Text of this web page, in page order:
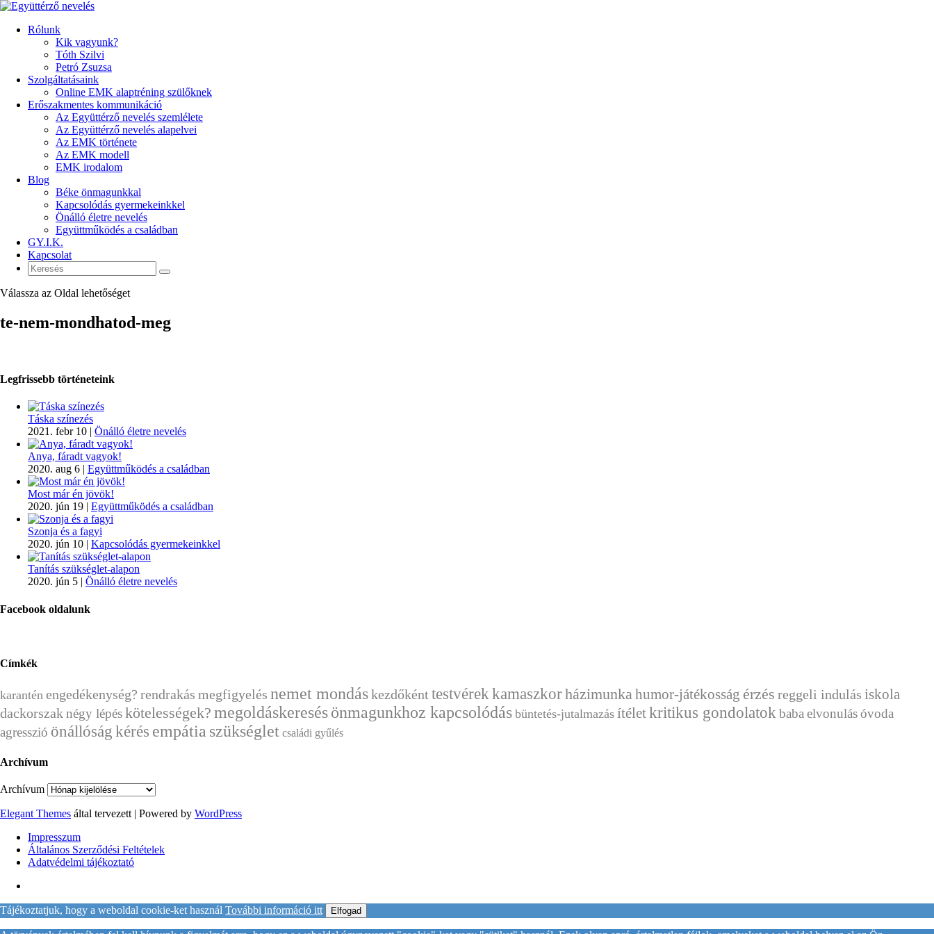
Rólunk
Kik vagyunk?
Tóth Szilvi
Petró Zsuzsa
Szolgáltatásaink
Online EMK alaptréning szülőknek
Erőszakmentes kommunikáció
Az Együttérző nevelés szemlélete
Az Együttérző nevelés alapelvei
Az EMK története
Az EMK modell
EMK irodalom
Blog
Béke önmagunkkal
Kapcsolódás gyermekeinkkel
Önálló életre nevelés
Együttműködés a családban
GY.I.K.
Kapcsolat
Válassza az Oldal lehetőséget
te-nem-mondhatod-meg
Legfrissebb történeteink
Táska színezés
2021. febr 10 | Önálló életre nevelés
Anya, fáradt vagyok!
2020. aug 6 | Együttműködés a családban
Most már én jövök!
2020. jún 19 | Együttműködés a családban
Szonja és a fagyi
2020. jún 10 | Kapcsolódás gyermekeinkkel
Tanítás szükséglet-alapon
2020. jún 5 | Önálló életre nevelés
Facebook oldalunk
Címkék
karantén engedékenység? rendrakás megfigyelés nemet mondáskezdőkénttestvérekkamaszkorházimunkahumor-játékosság érzés reggeli indulás iskola
dackorszaknégy lépéskötelességek? megoldáskeresésönmagunkhoz kapcsolódás büntetés-jutalmazás ítéletkritikus gondolatokbabaelvonulásóvoda
agresszió önállóságkérés empátia szükséglet családi gyűlés
Archívum
Archívum
Elegant Themes által tervezett | Powered by WordPress
Impresszum
Általános Szerződési Feltételek
Adatvédelmi tájékoztató
Tájékoztatjuk, hogy a weboldal cookie-ket használ További információ itt Elfogad